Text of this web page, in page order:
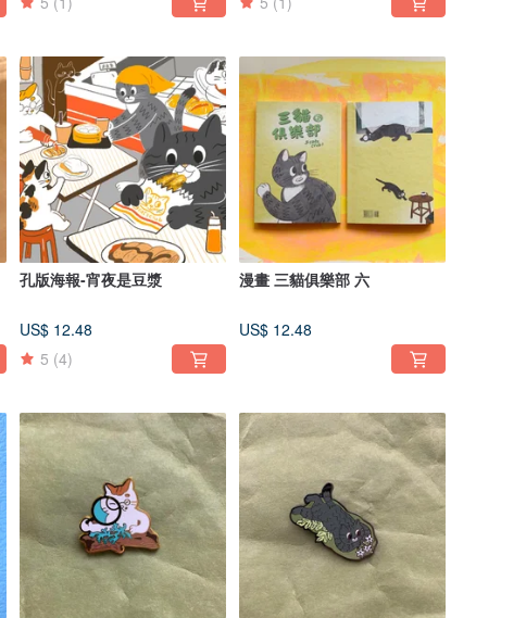
孔版海報-宵夜是豆漿
US$ 12.48
5 (4)
漫畫 三貓俱樂部 六
US$ 12.48